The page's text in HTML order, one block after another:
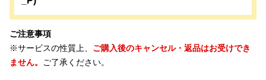
ご注意事項
※サービスの性質上、 ご購入後のキャンセル・返品はお受けでき
ません。
ご了承ください。